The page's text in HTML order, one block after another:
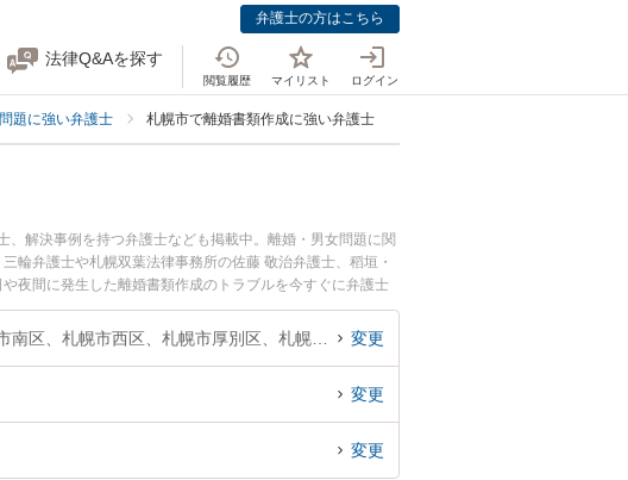
弁護士の方はこちら
法律Q&Aを探す
閲覧履歴 マイリスト ログイン
題に強い弁護士 札幌市で離婚書類作成に強い弁護士
解決事例を持つ弁護士なども掲載中。離婚・男女問題に関
輪弁護士や札幌双葉法律事務所の佐藤 敬治弁護士、稻垣・
夜間に発生した離婚書類作成のトラブルを今すぐに弁護士
成を法律相談できる札幌市内の弁護士に相談予約したい』な
変更
変更
変更